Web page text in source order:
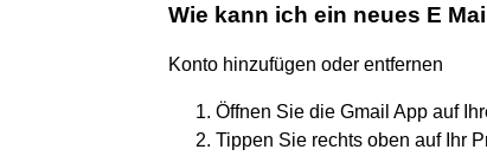
Wie kann ich ein neues E
Konto hinzufügen oder entfernen
Öffnen Sie die Gmail App auf
Tippen Sie rechts oben auf Ihr